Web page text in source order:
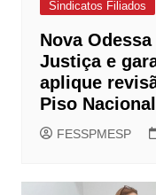
Sindicatos Filiados
Nova
Justiça e
aplique
Piso
FESSPMESP